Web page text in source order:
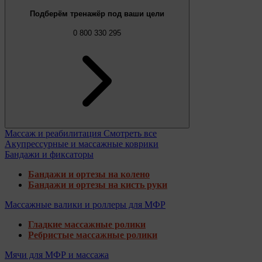
Подберём тренажёр под ваши цели
0 800 330 295
Массаж и реабилитация Смотреть все
Акупрессурные и массажные коврики
Бандажи и фиксаторы
Бандажи и ортезы на колено
Бандажи и ортезы на кисть руки
Массажные валики и роллеры для МФР
Гладкие массажные ролики
Ребристые массажные ролики
Мячи для МФР и массажа